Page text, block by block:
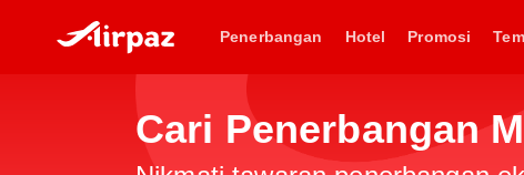
Penerbangan Hotel Promosi
Cari Penerbangan